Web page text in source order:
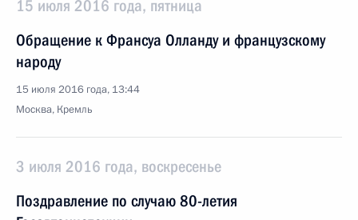
15 июля 2016 года, пятница
Обращение к Франсуа Олланду и французскому
народу
15 июля 2016 года, 13:44
Москва, Кремль
3 июля 2016 года, воскресенье
Поздравление по случаю 80-летия